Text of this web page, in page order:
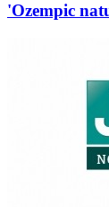
'Ozempic